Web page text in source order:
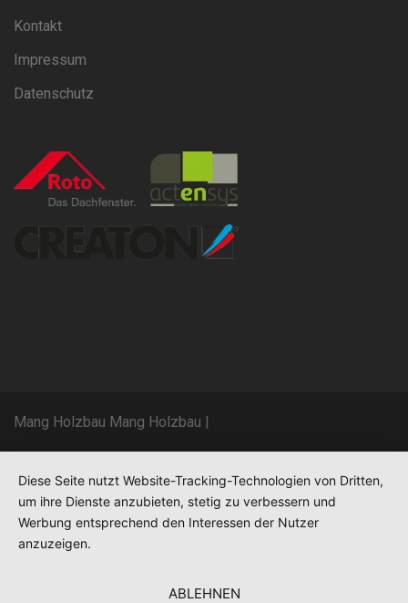
Kontakt
Impressum
Datenschutz
Mang Holzbau Mang Holzbau |
Diese Seite nutzt Website-Tracking-Technologien von Dritten,
um ihre Dienste anzubieten, stetig zu verbessern und
Werbung entsprechend den Interessen der Nutzer
anzuzeigen.
ABLEHNEN